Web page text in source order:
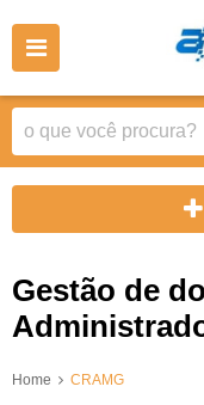
Gestão de
Home CRAMG